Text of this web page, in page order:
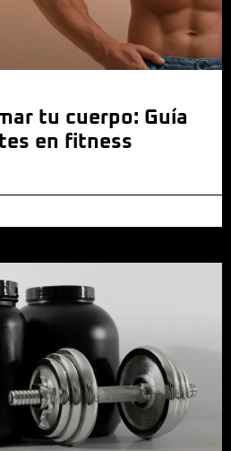
tu cuerpo: Guía
en fitness